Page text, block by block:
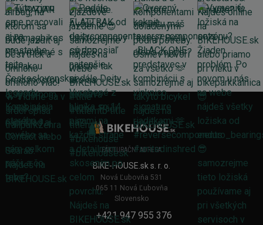
FAKTURAČNÍ ADRESA
BIKE-HOUSE.sk s. r. o.
Nová Ľubovňa 531
065 11 Nová Ľubovňa
Slovensko
+421 947 955 376